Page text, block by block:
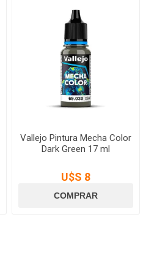
Vallejo Pintura Mecha Color
Dark Green 17 ml
U$S 8